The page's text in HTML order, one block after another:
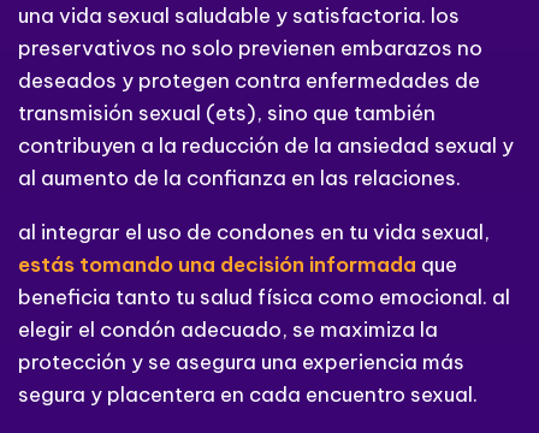
una vida sexual saludable y satisfactoria. los
preservativos no solo previenen embarazos no
deseados y protegen contra enfermedades de
transmisión sexual (ets), sino que también
contribuyen a la reducción de la ansiedad sexual y
al aumento de la confianza en las relaciones.
al integrar el uso de condones en tu vida sexual,
estás tomando una decisión informada que
beneficia tanto tu salud física como emocional. al
elegir el condón adecuado, se maximiza la
protección y se asegura una experiencia más
segura y placentera en cada encuentro sexual.